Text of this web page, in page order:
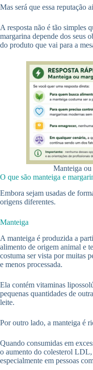
Mas será que essa reputação
A resposta não é tão simples
margarina depende dos seus
do produto que vai para a
Manteiga
O que são manteiga e
Embora sejam usadas de
origens diferentes.
Manteiga
A manteiga é produzida a
alimento de origem animal e
costuma ser vista por muitas
e menos processada.
Ela contém vitaminas
pequenas quantidades de
leite.
Por outro lado, a manteiga é
Quando consumidas em
o aumento do colesterol
especialmente em pessoas